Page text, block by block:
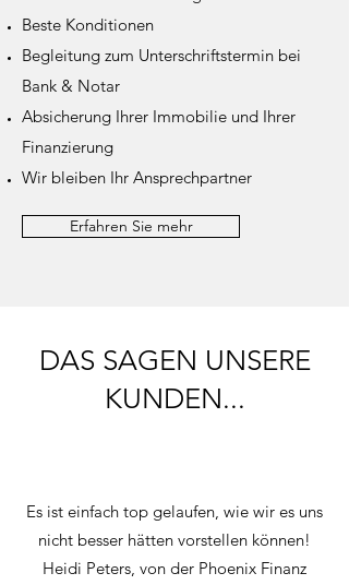
Beste Konditionen
Begleitung zum Unterschriftstermin bei
Bank & Notar
Absicherung Ihrer Immobilie und Ihrer
Finanzierung
Wir bleiben Ihr Ansprechpartner
Erfahren Sie mehr
DAS SAGEN UNSERE
KUNDEN...
Es ist einfach top gelaufen, wie wir es uns
nicht besser hätten vorstellen können!
Heidi Peters, von der Phoenix Finanz